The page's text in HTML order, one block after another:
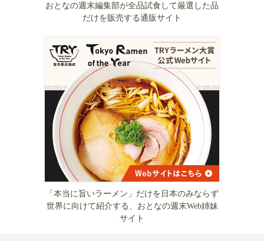
おとなの週末編集部が全品試食して厳選した品
だけを販売する通販サイト
「本当に旨いラーメン」だけを日本のみならず
世界に向けて紹介する、おとなの週末Web姉妹
サイト